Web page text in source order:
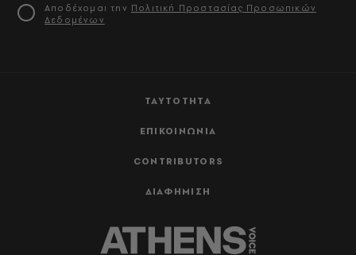
ΤΑΥΤΟΤΗΤΑ
ΕΠΙΚΟΙΝΩΝΙΑ
CONTRIBUTORS
ΔΙΑΦΗΜΙΣΗ
Αποδέχομαι την Πολιτική Προστασίας Προσωπικών
Δεδομένων